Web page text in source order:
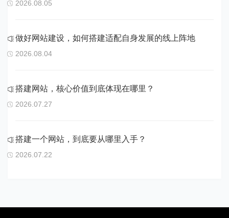
2026.08.05
做好网站建设，如何搭建适配自身发展的线上阵地
2026.08.04
搭建网站，核心价值到底体现在哪里？
2026.07.27
搭建一个网站，到底要从哪里入手？
2026.07.22